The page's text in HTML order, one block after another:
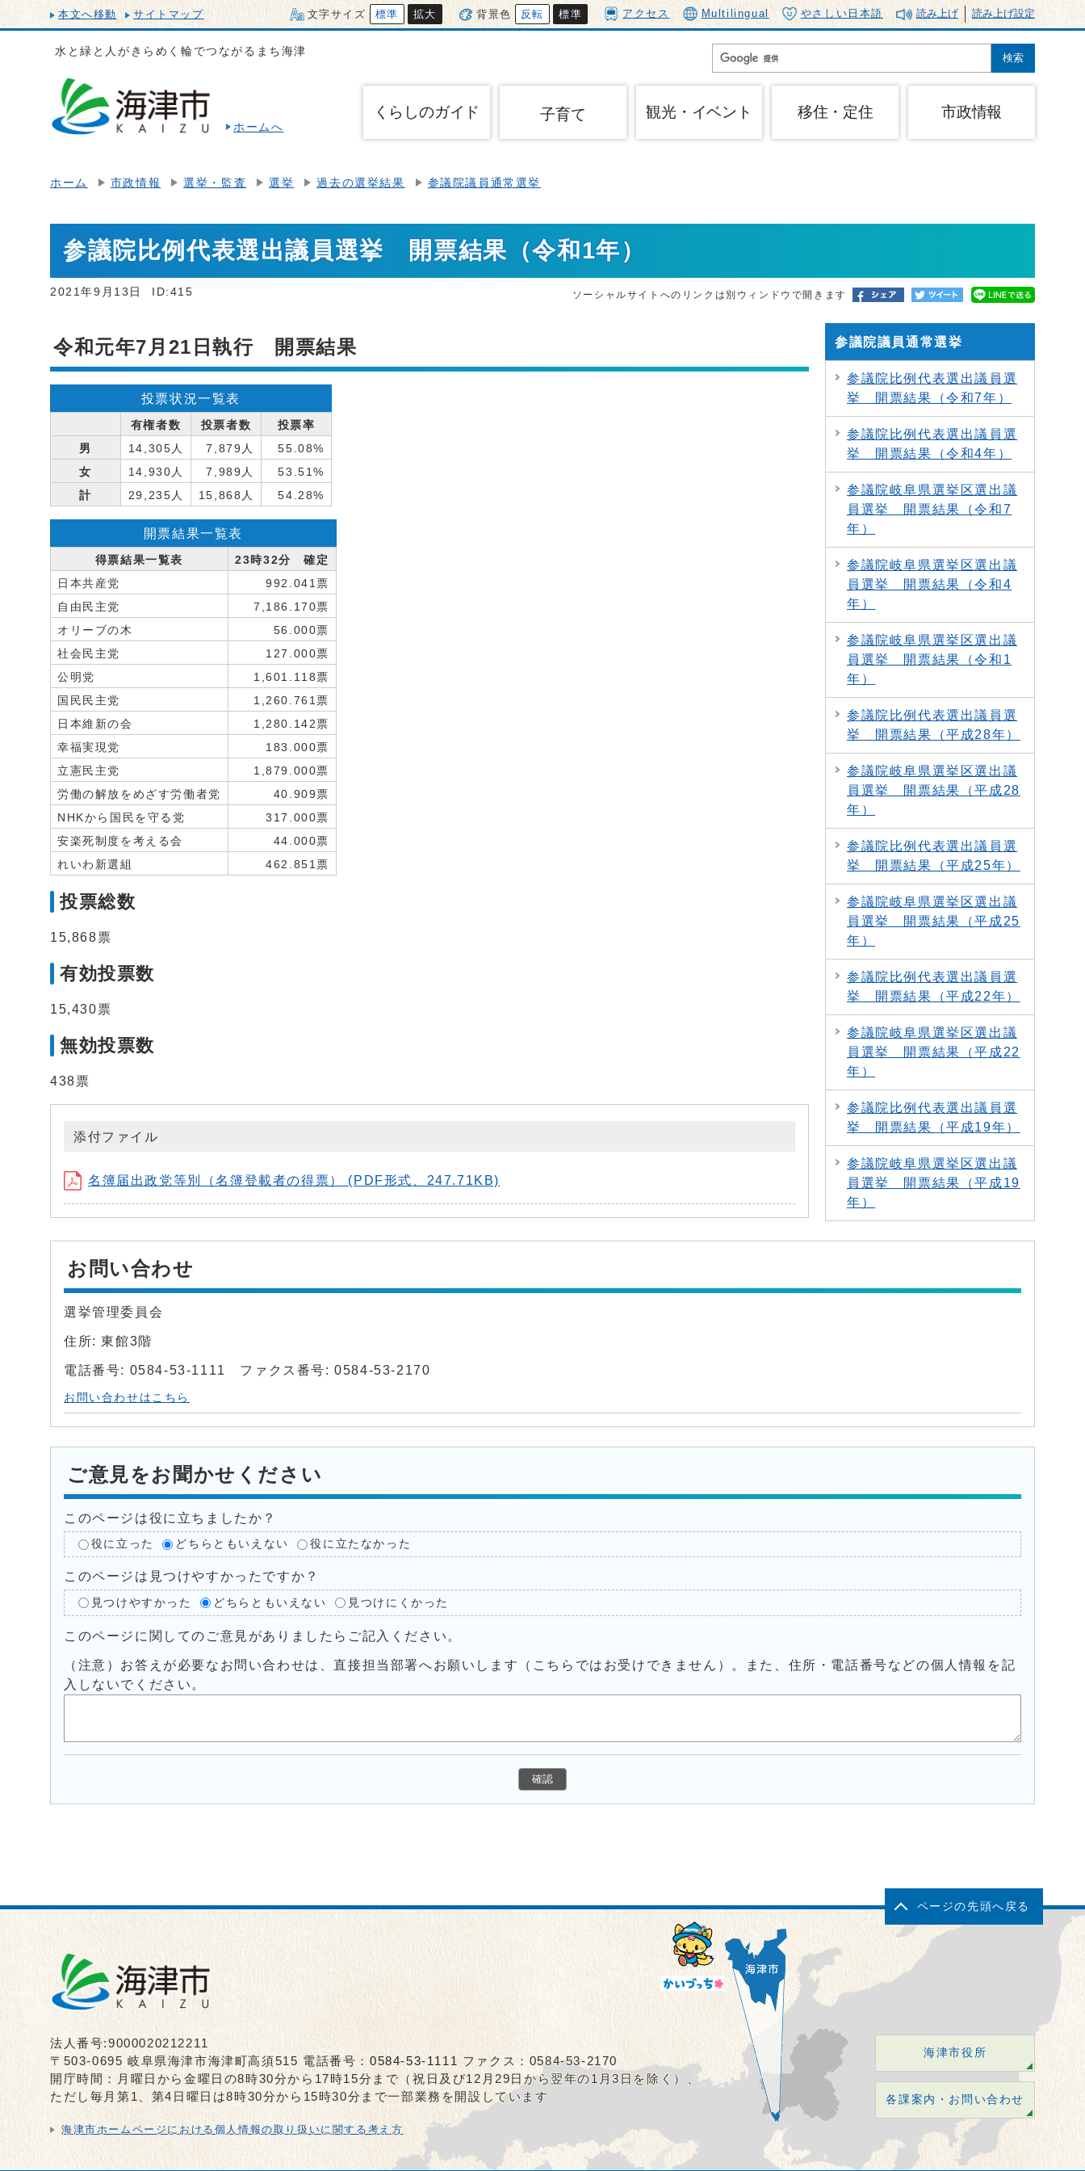
本文へ移動 サイトマップ 文字サイズ 標準 拡大 背景色 反転 標準 アクセス Multilingual やさしい日本語 読み上げ 読み上げ設定
水と緑と人がきらめく輪でつながるまち海津
ホームへ
くらしのガイド 子育て 観光・イベント 移住・定住 市政情報
ホーム 市政情報 選挙・監査 選挙 過去の選挙結果 参議院議員通常選挙
参議院比例代表選出議員選挙 開票結果（令和1年）
2021年9月13日 ID:415 ソーシャルサイトへのリンクは別ウィンドウで開きます
令和元年7月21日執行 開票結果
投票状況一覧表
有権者数 投票者数
投票率
男
14,305人 7,879人
55.08%
女
14,930人 7,989人
53.51%
計
29,235人 15,868人 54.28%
開票結果一覧表
得票結果一覧表
23時32分 確定
日本共産党
992.041票
自由民主党
7,186.170票
オリーブの木
56.000票
社会民主党
127.000票
公明党
1,601.118票
国民民主党
1,260.761票
日本維新の会
1,280.142票
幸福実現党
183.000票
立憲民主党
1,879.000票
労働の解放をめざす労働者党
40.909票
NHKから国民を守る党
317.000票
安楽死制度を考える会
44.000票
れいわ新選組
462.851票
投票総数
15,868票
有効投票数
15,430票
無効投票数
438票
添付ファイル
名簿届出政党等別（名簿登載者の得票） (PDF形式、247.71KB)
参議院議員通常選挙
参議院比例代表選出議員選
挙 開票結果（令和7年）
参議院比例代表選出議員選
挙 開票結果（令和4年）
参議院岐阜県選挙区選出議
員選挙 開票結果（令和7
年）
参議院岐阜県選挙区選出議
員選挙 開票結果（令和4
年）
参議院岐阜県選挙区選出議
員選挙 開票結果（令和1
年）
参議院比例代表選出議員選
挙 開票結果（平成28年）
参議院岐阜県選挙区選出議
員選挙 開票結果（平成28
年）
参議院比例代表選出議員選
挙 開票結果（平成25年）
参議院岐阜県選挙区選出議
員選挙 開票結果（平成25
年）
参議院比例代表選出議員選
挙 開票結果（平成22年）
参議院岐阜県選挙区選出議
員選挙 開票結果（平成22
年）
参議院比例代表選出議員選
挙 開票結果（平成19年）
参議院岐阜県選挙区選出議
員選挙 開票結果（平成19
年）
お問い合わせ
選挙管理委員会
住所: 東館3階
電話番号: 0584-53-1111 ファクス番号: 0584-53-2170
お問い合わせはこちら
ご意見をお聞かせください
このページは役に立ちましたか？
役に立った どちらともいえない 役に立たなかった
このページは見つけやすかったですか？
見つけやすかった どちらともいえない 見つけにくかった
このページに関してのご意見がありましたらご記入ください。
（注意）お答えが必要なお問い合わせは、直接担当部署へお願いします（こちらではお受けできません）。また、住所・電話番号などの個人情報を記
入しないでください。
ページの先頭へ戻る
法人番号:9000020212211
〒503-0695 岐阜県海津市海津町高須515 電話番号：0584-53-1111ファクス：0584-53-2170
開庁時間：月曜日から金曜日の8時30分から17時15分まで（祝日及び12月29日から翌年の1月3日を除く）、
ただし毎月第1、第4日曜日は8時30分から15時30分まで一部業務を開設しています
海津市ホームページにおける個人情報の取り扱いに関する考え方
海津市役所
各課案内・お問い合わせ